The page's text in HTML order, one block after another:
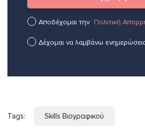
Αποδέχομαι την Πολιτική
Δέχομαι να λαμβάνω
Tags: Skills Βιογραφικού